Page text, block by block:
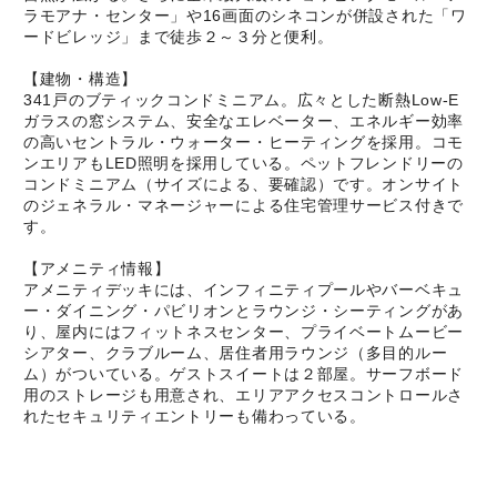
ラモアナ・センター」や16画面のシネコンが併設された「ワ
ードビレッジ」まで徒歩２～３分と便利。
【建物・構造】
341戸のブティックコンドミニアム。広々とした断熱Low-E
ガラスの窓システム、安全なエレベーター、エネルギー効率
の高いセントラル・ウォーター・ヒーティングを採用。コモ
ンエリアもLED照明を採用している。ペットフレンドリーの
コンドミニアム（サイズによる、要確認）です。オンサイト
のジェネラル・マネージャーによる住宅管理サービス付きで
す。
【アメニティ情報】
アメニティデッキには、インフィニティプールやバーベキュ
ー・ダイニング・パビリオンとラウンジ・シーティングがあ
り、屋内にはフィットネスセンター、プライベートムービー
シアター、クラブルーム、居住者用ラウンジ（多目的ルー
ム）がついている。ゲストスイートは２部屋。サーフボード
用のストレージも用意され、エリアアクセスコントロールさ
れたセキュリティエントリーも備わっている。